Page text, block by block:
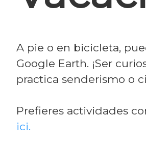
A pie o en bicicleta,
Google Earth. ¡Ser
practica senderismo o
Prefieres actividades
ici.